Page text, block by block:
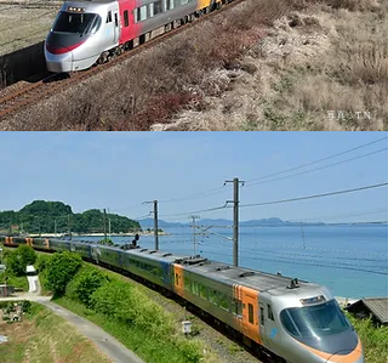
写真：T.N